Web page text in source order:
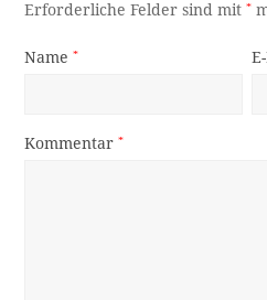
Erforderliche Felder sind mit*
Name*
Kommentar*